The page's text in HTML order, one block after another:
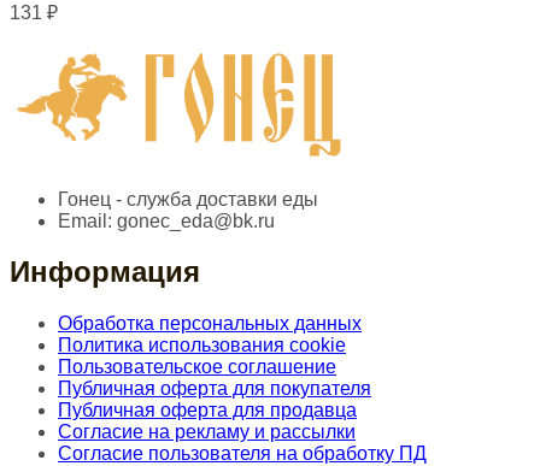
131 ₽
Гонец - служба доставки еды
Email: gonec_eda@bk.ru
Информация
Обработка персональных данных
Политика использования cookie
Пользовательское соглашение
Публичная оферта для покупателя
Публичная оферта для продавца
Согласие на рекламу и рассылки
Согласие пользователя на обработку ПД